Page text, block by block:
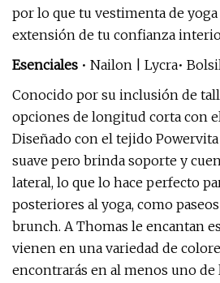
por lo que tu vestimenta de
extensión de tu confianza
Esenciales • Nailon | Lycra•
Conocido por su inclusión de
opciones de longitud corta con
Diseñado con el tejido
suave pero brinda soporte y
lateral, lo que lo hace perfecto
posteriores al yoga, como
brunch. A Thomas le encantan
vienen en una variedad de
encontrarás en al menos uno de